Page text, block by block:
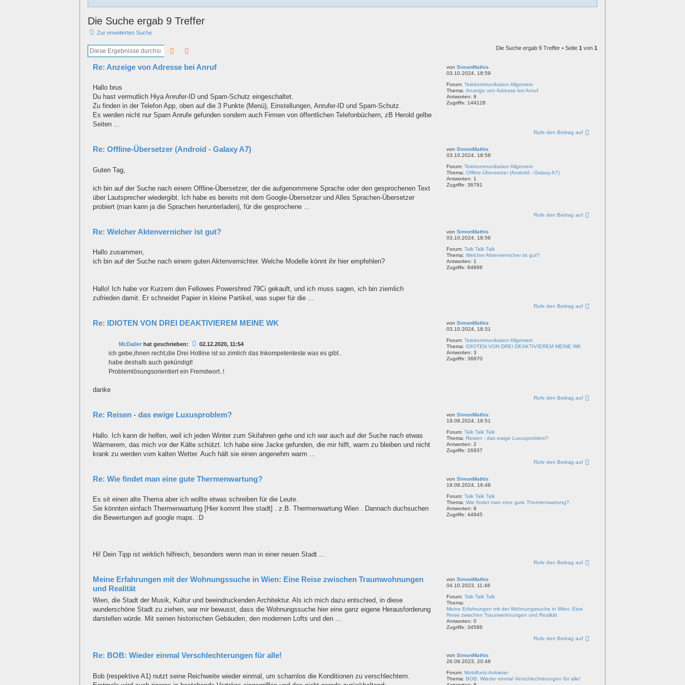
Die Suche ergab 9 Treffer
Zur erweiterten Suche
Suche Die Suche ergab 9 Treffer • Seite 1 von 1
von SimonMathis
03.10.2024, 18:59
Forum: Telekommunikation Allgemein
Thema: Anzeige von Adresse bei Anruf
Antworten: 8
Zugriffe: 144128
Re: Anzeige von Adresse bei Anruf
Hallo brus
Du hast vermutlich Hiya Anrufer-ID und Spam-Schutz eingeschaltet.
Zu finden in der Telefon App, oben auf die 3 Punkte (Menü), Einstellungen, Anrufer-ID und Spam-Schutz.
Es werden nicht nur Spam Anrufe gefunden sondern auch Firmen von öffentlichen Telefonbüchern, zB Herold gelbe
Seiten ...
Rufe den Beitrag auf
von SimonMathis
03.10.2024, 18:58
Forum: Telekommunikation Allgemein
Thema: Offline-Übersetzer (Android - Galaxy A7)
Antworten: 1
Zugriffe: 36791
Re: Offline-Übersetzer (Android - Galaxy A7)
Guten Tag,
ich bin auf der Suche nach einem Offline-Übersetzer, der die aufgenommene Sprache oder den gesprochenen Text
über Lautsprecher wiedergibt. Ich habe es bereits mit dem Google-Übersetzer und Alles Sprachen-Übersetzer
probiert (man kann ja die Sprachen herunterladen), für die gesprochene ...
Rufe den Beitrag auf
von SimonMathis
03.10.2024, 18:56
Forum: Talk Talk Talk
Thema: Welcher Aktenvernicher ist gut?
Antworten: 1
Zugriffe: 84866
Re: Welcher Aktenvernicher ist gut?
Hallo zusammen,
ich bin auf der Suche nach einem guten Aktenvernichter. Welche Modelle könnt ihr hier empfehlen?
Hallo! Ich habe vor Kurzem den Fellowes Powershred 79Ci gekauft, und ich muss sagen, ich bin ziemlich
zufrieden damit. Er schneidet Papier in kleine Partikel, was super für die ...
Rufe den Beitrag auf
von SimonMathis
03.10.2024, 18:31
Forum: Telekommunikation Allgemein
Thema: IDIOTEN VON DREI DEAKTIVIEREM MEINE WK
Antworten: 3
Zugriffe: 36870
Re: IDIOTEN VON DREI DEAKTIVIEREM MEINE WK
Mr.Dailer hat geschrieben: 02.12.2020, 11:54
ich gebe,ihnen recht,die Drei Hotline ist so zimlich das Inkompetenteste was es gibt..
habe deshalb auch gekündigt!
Problemlösungsorientiert ein Fremdwort..!
danke
Rufe den Beitrag auf
von SimonMathis
19.08.2024, 16:51
Forum: Talk Talk Talk
Thema: Reisen - das ewige Luxusproblem?
Antworten: 2
Zugriffe: 26937
Re: Reisen - das ewige Luxusproblem?
Hallo. Ich kann dir helfen, weil ich jeden Winter zum Skifahren gehe und ich war auch auf der Suche nach etwas
Wärmerem, das mich vor der Kälte schützt. Ich habe eine Jacke gefunden, die mir hilft, warm zu bleiben und nicht
krank zu werden vom kalten Wetter. Auch hält sie einen angenehm warm ...
Rufe den Beitrag auf
von SimonMathis
19.08.2024, 16:48
Forum: Talk Talk Talk
Thema: Wie findet man eine gute Thermenwartung?
Antworten: 8
Zugriffe: 44945
Re: Wie findet man eine gute Thermenwartung?
Es sit einen alte Thema aber ich wollte etwas schreiben für die Leute.
Sie könnten einfach Thermenwartung [Hier kommt Ihre stadt] . z.B. Thermenwartung Wien . Dannach duchsuchen
die Bewertungen auf google maps. :D
Hi! Dein Tipp ist wirklich hilfreich, besonders wenn man in einer neuen Stadt ...
Rufe den Beitrag auf
von SimonMathis
04.10.2023, 11:48
Forum: Talk Talk Talk
Thema:
Meine Erfahrungen mit der Wohnungssuche in Wien: Eine
Reise zwischen Traumwohnungen und Realität
Antworten: 0
Zugriffe: 34586
Meine Erfahrungen mit der Wohnungssuche in Wien: Eine Reise zwischen Traumwohnungen
und Realität
Wien, die Stadt der Musik, Kultur und beeindruckenden Architektur. Als ich mich dazu entschied, in diese
wunderschöne Stadt zu ziehen, war mir bewusst, dass die Wohnungssuche hier eine ganz eigene Herausforderung
darstellen würde. Mit seinen historischen Gebäuden, den modernen Lofts und den ...
Rufe den Beitrag auf
von SimonMathis
26.09.2023, 20:48
Forum: Mobilfunk-Anbieter
Thema: BOB: Wieder einmal Verschlechterungen für alle!
Re: BOB: Wieder einmal Verschlechterungen für alle!
Bob (respektive A1) nutzt seine Reichweite wieder einmal, um schamlos die Konditionen zu verschlechtern.